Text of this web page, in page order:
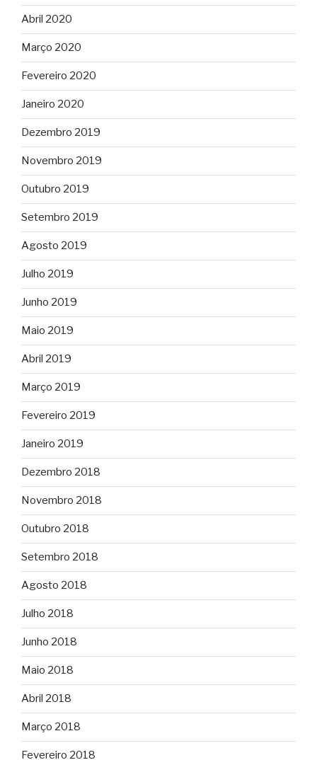
Abril 2020
Março 2020
Fevereiro 2020
Janeiro 2020
Dezembro 2019
Novembro 2019
Outubro 2019
Setembro 2019
Agosto 2019
Julho 2019
Junho 2019
Maio 2019
Abril 2019
Março 2019
Fevereiro 2019
Janeiro 2019
Dezembro 2018
Novembro 2018
Outubro 2018
Setembro 2018
Agosto 2018
Julho 2018
Junho 2018
Maio 2018
Abril 2018
Março 2018
Fevereiro 2018